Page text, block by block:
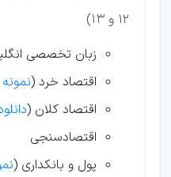
12 و 13)
زبان تخصصی
اقتصاد خرد (
اقتصاد کلان (
اقتصادسنجی
پول و بانکداری (